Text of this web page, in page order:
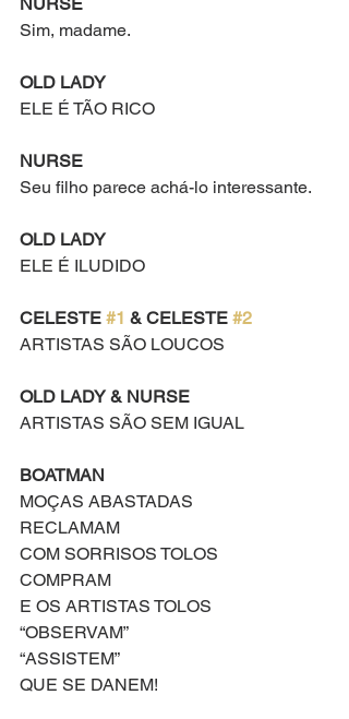
Sim, madame.
OLD LADY
ELE É TÃO RICO
NURSE
Seu filho parece achá-lo interessante.
OLD LADY
ELE É ILUDIDO
CELESTE #1 & CELESTE #2
ARTISTAS SÃO LOUCOS
OLD LADY & NURSE
ARTISTAS SÃO SEM IGUAL
BOATMAN
MOÇAS ABASTADAS
RECLAMAM
COM SORRISOS TOLOS
COMPRAM
E OS ARTISTAS TOLOS
“OBSERVAM”
“ASSISTEM”
QUE SE DANEM!